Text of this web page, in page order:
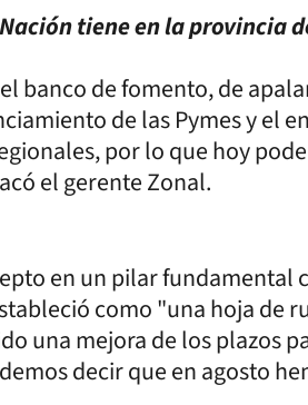
tiene en la provincia
banco de fomento, de
de las Pymes y el
por lo que hoy
el gerente Zonal.
en un pilar fundamental
como "una hoja de
una mejora de los plazos
decir que en agosto